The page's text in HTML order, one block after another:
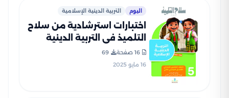
اليوم التربية الدينية الإسلامية
اختبارات استرشادية من سلاح
التلميذ في التربية الدينية
للصف الخامس الابتدائي الترم
الثاني PDF بالاجابات
16 صفحة
69
16 مايو 2025